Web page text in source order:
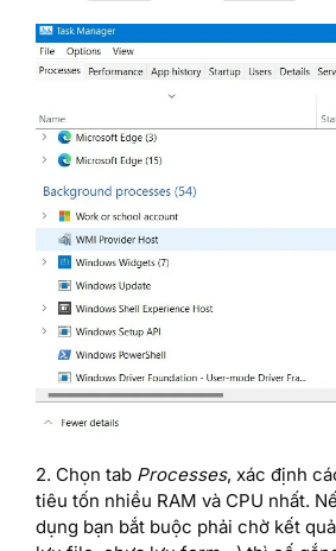
2. Chọn tab Processes, xác định
tiêu tốn nhiều RAM và CPU nhất.
dụng bạn bắt buộc phải chờ kết